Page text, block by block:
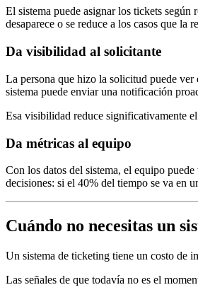
El sistema puede asignar los tickets
desaparece o se reduce a los casos que la
Da visibilidad al solicitante
La persona que hizo la solicitud puede ver
sistema puede enviar una notificación
Esa visibilidad reduce significativamente
Da métricas al equipo
Con los datos del sistema, el equipo
decisiones: si el 40% del tiempo se va en
Cuándo no necesitas un
Un sistema de ticketing tiene un costo de
Las señales de que todavía no es el